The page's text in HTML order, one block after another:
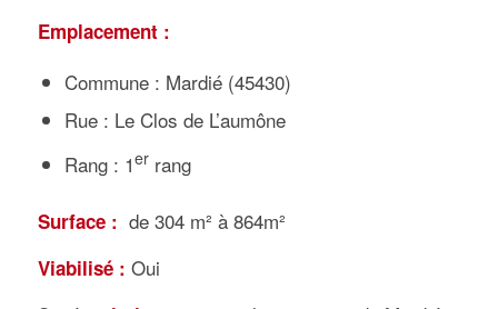
Emplacement :
Commune : Mardié (45430)
Rue : Le Clos de L’aumône
Rang : 1errang
Surface : de 304 m² à 864m²
Viabilisé : Oui